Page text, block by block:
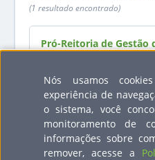
Nós usamos
experiência de
o sistema, você
monitoramento de
informações sobre
remover, acesse a
(1 resultado encontrado)
Pró-Reitoria de Gestão
Proprietário(a):
MIRIAN
Descrição: Com o
os servidores, a Pró-
Pessoas disponibiliza
marcar um horário na
assim como torna